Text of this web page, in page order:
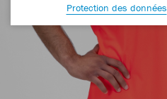
Protection des données